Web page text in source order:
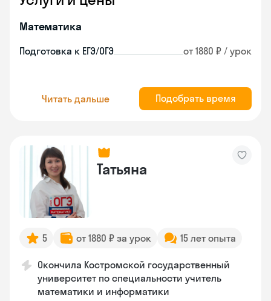
Математика
Подготовка к ЕГЭ/ОГЭ от 1880 ₽ / урок
Читать дальше Подобрать время
Татьяна
5 от 1880 ₽ за урок 15 лет опыта
Окончила Костромской государственный
университет по специальности учитель
математики и информатики